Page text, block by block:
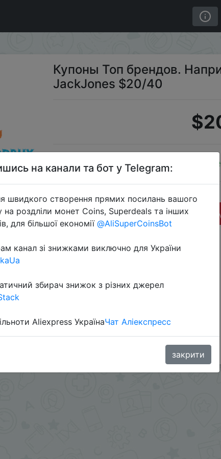
$20/40
Купоны Топ брендов.
JackJones $20/40
Sale
Перейти до
на канали та бот у Telegram:
швидкого створення прямих посилань вашого
на роздліли монет Coins, Superdeals та інших
для більшої економії @AliSuperCoinsBot
канал зі знижками виключно для України
збирач знижок з різних джерел
Aliexpress УкраїнаЧат Аліекспресс
закрити